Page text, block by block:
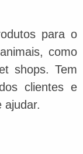
para o
como
shops. Tem
clientes e
ajudar.